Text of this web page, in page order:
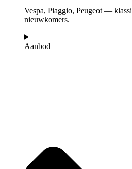
Vespa, Piaggio, Peugeot —
nieuwkomers.
Aanbod